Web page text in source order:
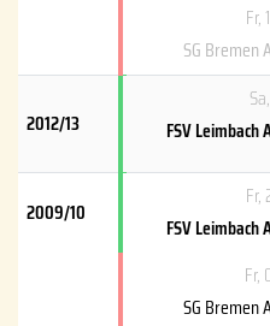
Fr,
SG Bremen
2012/13
FSV Leimbach
2009/10
FSV Leimbach
Fr,
SG Bremen